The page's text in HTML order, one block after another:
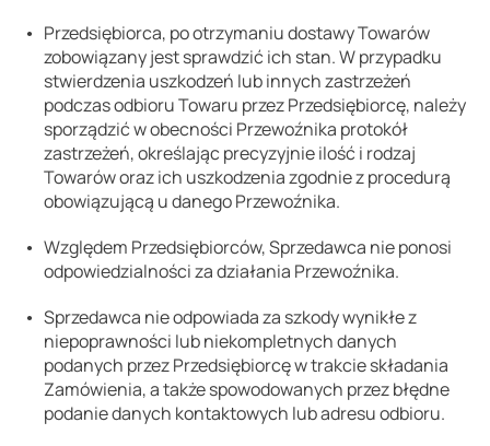
Przedsiębiorca, po otrzymaniu dostawy Towarów
zobowiązany jest sprawdzić ich stan. W przypadku
stwierdzenia uszkodzeń lub innych zastrzeżeń
podczas odbioru Towaru przez Przedsiębiorcę, należy
sporządzić w obecności Przewoźnika protokół
zastrzeżeń, określając precyzyjnie ilość i rodzaj
Towarów oraz ich uszkodzenia zgodnie z procedurą
obowiązującą u danego Przewoźnika.
Względem Przedsiębiorców, Sprzedawca nie ponosi
odpowiedzialności za działania Przewoźnika.
Sprzedawca nie odpowiada za szkody wynikłe z
niepoprawności lub niekompletnych danych
podanych przez Przedsiębiorcę w trakcie składania
Zamówienia, a także spowodowanych przez błędne
podanie danych kontaktowych lub adresu odbioru.